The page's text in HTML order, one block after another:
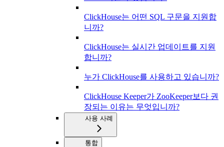
ClickHouse는 어떤 SQL 구문을 지원합
니까?
ClickHouse는 실시간 업데이트를 지원
합니까?
누가 ClickHouse를 사용하고 있습니까?
ClickHouse Keeper가 ZooKeeper보다 권
장되는 이유는 무엇입니까?
사용 사례
통합